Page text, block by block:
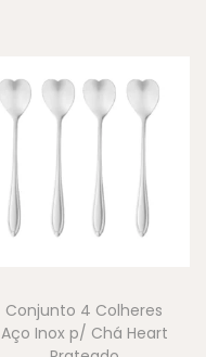
Conjunto 4 Colheres
Aço Inox p/ Chá Heart